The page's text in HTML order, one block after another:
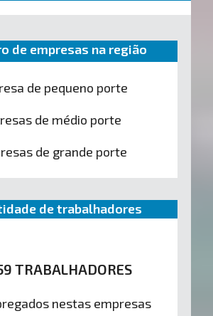
de empresas na região
de pequeno porte
de médio porte
de grande porte
de trabalhadores
TRABALHADORES
nestas empresas